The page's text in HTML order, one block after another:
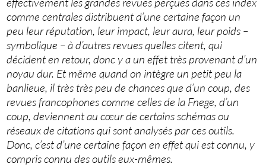
comme centrales distribuent d’une certaine façon un
peu leur réputation, leur impact, leur aura, leur poids –
symbolique – à d’autres revues quelles citent, qui
décident en retour, donc y a un effet très provenant d’un
noyau dur. Et même quand on intègre un petit peu la
banlieue, il très très peu de chances que d’un coup, des
revues francophones comme celles de la Fnege, d’un
coup, deviennent au cœur de certains schémas ou
réseaux de citations qui sont analysés par ces outils.
Donc, c’est d’une certaine façon en effet qui est connu, y
compris connu des outils eux-mêmes.